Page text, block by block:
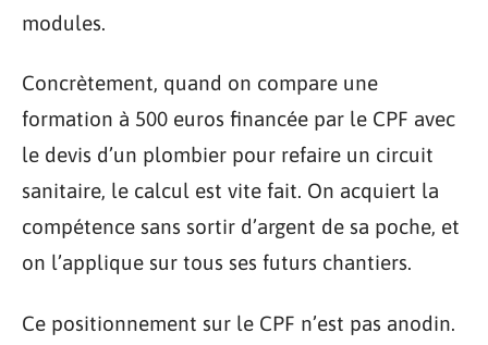
modules.
Concrètement, quand on compare une
formation à 500 euros financée par le CPF avec
le devis d’un plombier pour refaire un circuit
sanitaire, le calcul est vite fait. On acquiert la
compétence sans sortir d’argent de sa poche, et
on l’applique sur tous ses futurs chantiers.
Ce positionnement sur le CPF n’est pas anodin.